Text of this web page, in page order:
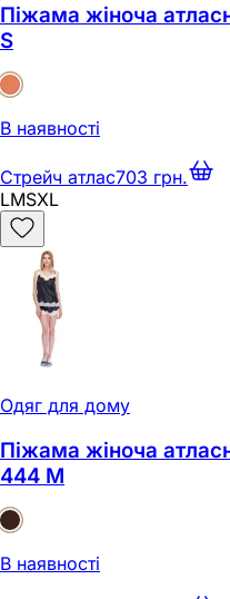
Піжама жіноча
S
В наявності
Стрейч атлас703 грн.
LMSXL
Одяг для дому
Піжама жіноча
444 M
В наявності